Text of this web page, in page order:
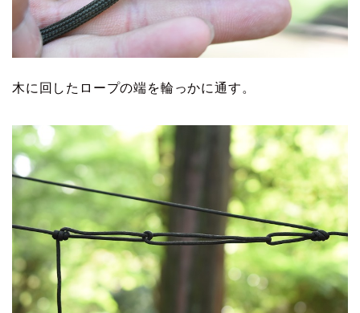
木に回したロープの端を輪っかに通す。